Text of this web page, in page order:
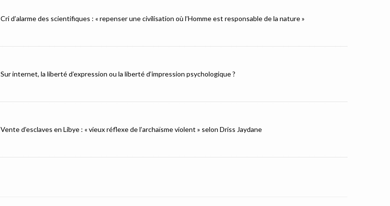
Cri d’alarme des scientifiques : « repenser une civilisation où l’Homme est responsable de la nature »
Sur internet, la liberté d’expression ou la liberté d’impression psychologique ?
Vente d’esclaves en Libye : « vieux réflexe de l’archaïsme violent » selon Driss Jaydane